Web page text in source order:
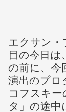
エクサン・
目の今日は
の前に、今
演出のプロ
コフスキー
タ」の途中